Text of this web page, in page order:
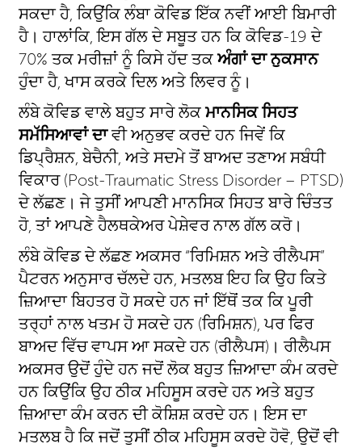
ਸਕਦਾ ਹੈ, ਕਿਉਂਕਿ ਲੰਬਾ ਕੋਵਿਡ ਇੱਕ ਨਵੀਂ ਆਈ ਬਿਮਾਰੀ
ਹੈ। ਹਾਲਾਂਕਿ, ਇਸ ਗੱਲ ਦੇ ਸਬੂਤ ਹਨ ਕਿ ਕੋਵਿਡ-19 ਦੇ
70% ਤਕ ਮਰੀਜ਼ਾਂ ਨੂੰ ਕਿਸੇ ਹੱਦ ਤਕਅੰਗਾਂ ਦਾ ਨੁਕਸਾਨ
ਹੁੰਦਾ ਹੈ, ਖਾਸ ਕਰਕੇ ਦਿਲ ਅਤੇ ਲਿਵਰ ਨੂੰ।
ਲੰਬੇ ਕੋਵਿਡ ਵਾਲੇ ਬਹੁਤ ਸਾਰੇ ਲੋਕਮਾਨਸਿਕ ਸਿਹਤ
ਸਮੱਸਿਆਵਾਂ ਦਾਵੀ ਅਨੁਭਵ ਕਰਦੇ ਹਨ ਜਿਵੇਂ ਕਿ
ਡਿਪ੍ਰੈਸ਼ਨ, ਬੇਚੈਨੀ, ਅਤੇ ਸਦਮੇ ਤੋਂ ਬਾਅਦ ਤਣਾਅ ਸਬੰਧੀ
ਵਿਕਾਰ (Post-Traumatic Stress Disorder – PTSD)
ਦੇ ਲੱਛਣ। ਜੇ ਤੁਸੀਂ ਆਪਣੀ ਮਾਨਸਿਕ ਸਿਹਤ ਬਾਰੇ ਚਿੰਤਤ
ਹੋ, ਤਾਂ ਆਪਣੇ ਹੈਲਥਕੇਅਰ ਪੇਸ਼ੇਵਰ ਨਾਲ ਗੱਲ ਕਰੋ।
ਲੰਬੇ ਕੋਵਿਡ ਦੇ ਲੱਛਣ ਅਕਸਰ “ਰਿਮਿਸ਼ਨ ਅਤੇ ਰੀਲੈਪਸ”
ਪੈਟਰਨ ਅਨੁਸਾਰ ਚੱਲਦੇ ਹਨ, ਮਤਲਬ ਇਹ ਕਿ ਉਹ ਕਿਤੇ
ਜ਼ਿਆਦਾ ਬਿਹਤਰ ਹੋ ਸਕਦੇ ਹਨ ਜਾਂ ਇੱਥੋਂ ਤਕ ਕਿ ਪੂਰੀ
ਤਰ੍ਹਾਂ ਨਾਲ ਖਤਮ ਹੋ ਸਕਦੇ ਹਨ (ਰਿਮਿਸ਼ਨ), ਪਰ ਫਿਰ
ਬਾਅਦ ਵਿੱਚ ਵਾਪਸ ਆ ਸਕਦੇ ਹਨ (ਰੀਲੈਪਸ)। ਰੀਲੈਪਸ
ਅਕਸਰ ਉਦੋਂ ਹੁੰਦੇ ਹਨ ਜਦੋਂ ਲੋਕ ਬਹੁਤ ਜ਼ਿਆਦਾ ਕੰਮ ਕਰਦੇ
ਹਨ ਕਿਉਂਕਿ ਉਹ ਠੀਕ ਮਹਿਸੂਸ ਕਰਦੇ ਹਨ ਅਤੇ ਬਹੁਤ
ਜ਼ਿਆਦਾ ਕੰਮ ਕਰਨ ਦੀ ਕੋਸ਼ਿਸ਼ ਕਰਦੇ ਹਨ। ਇਸ ਦਾ
ਮਤਲਬ ਹੈ ਕਿ ਜਦੋਂ ਤੁਸੀਂ ਠੀਕ ਮਹਿਸੂਸ ਕਰਦੇ ਹੋਵੋ, ਉਦੋਂ ਵੀ